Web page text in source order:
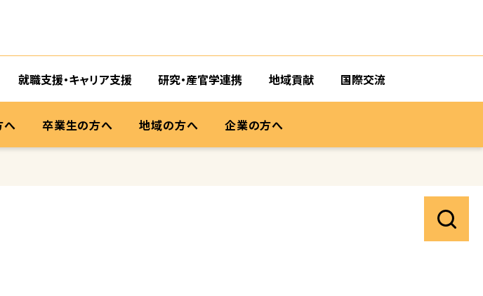
就職支援・キャリア支援 研究・産官学連携 地域貢献 国際交流
へ 卒業生の方へ 地域の方へ 企業の方へ